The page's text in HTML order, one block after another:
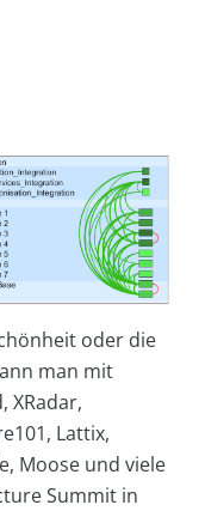
oder die
man mit
XRadar,
Lattix,
Moose und viele
Summit in